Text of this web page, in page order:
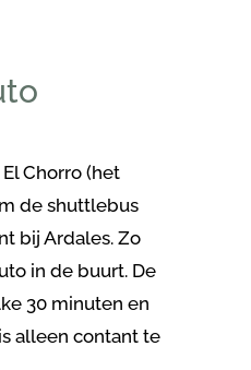
Chorro (het
de shuttlebus
bij Ardales. Zo
in de buurt. De
30 minuten en
alleen contant te